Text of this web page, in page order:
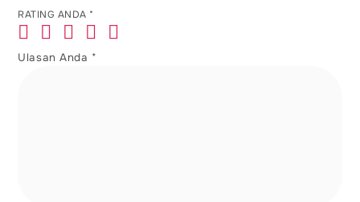
RATING ANDA *
Ulasan Anda *